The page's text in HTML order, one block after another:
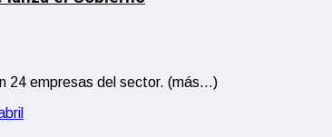
24 empresas del sector. (más…)